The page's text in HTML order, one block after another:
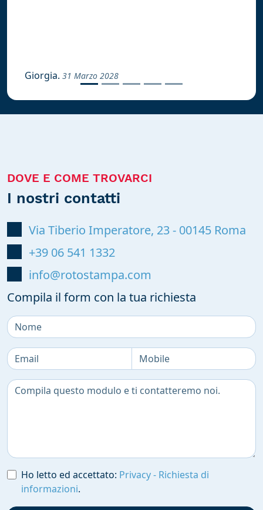
Giorgia. 31 Marzo 2028
DOVE E COME TROVARCI
I nostri contatti
Via Tiberio Imperatore, 23- 00145 Roma
+39 06 541 1332
info@rotostampa.com
Compila il form con la tua richiesta
Ho letto ed accettato: Privacy - Richiesta di
informazioni.